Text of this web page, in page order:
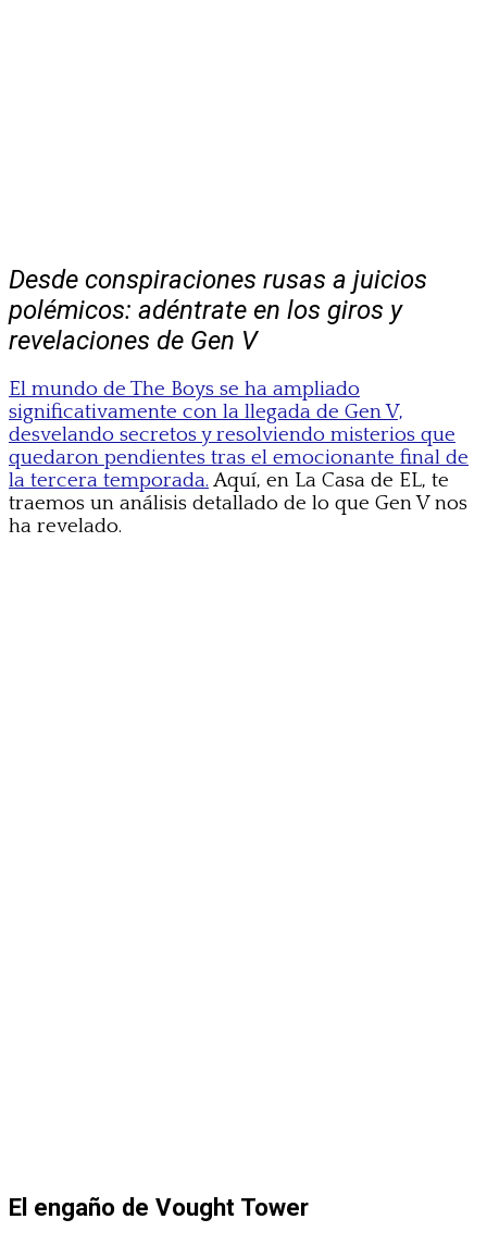
Desde conspiraciones rusas a juicios
polémicos: adéntrate en los giros y
revelaciones de Gen V
El mundo de The Boys se ha ampliado
significativamente con la llegada de Gen V,
desvelando secretos y resolviendo misterios que
quedaron pendientes tras el emocionante final de
la tercera temporada. Aquí, en La Casa de EL, te
traemos un análisis detallado de lo que Gen V nos
ha revelado.
El engaño de Vought Tower